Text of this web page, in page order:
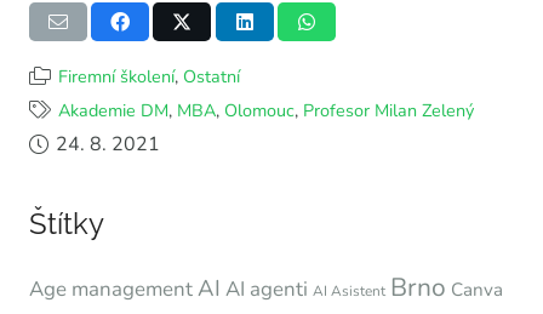
Firemní školení, Ostatní
Akademie DM, MBA, Olomouc, Profesor Milan Zelený
24. 8. 2021
Štítky
Age managementAI AI agenti AI Asistent Brno Canva